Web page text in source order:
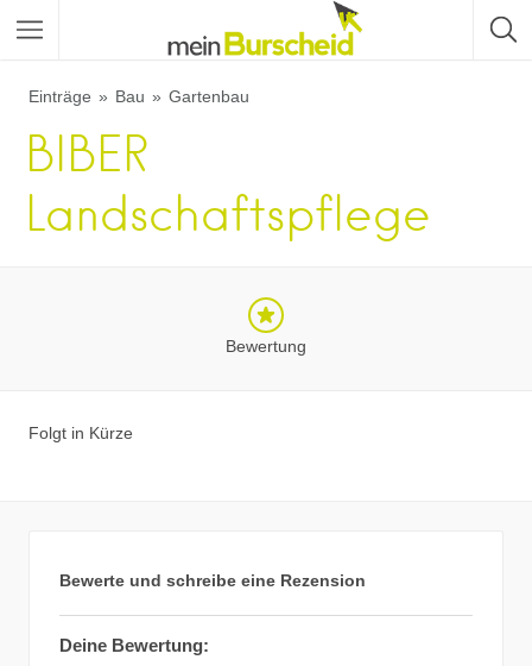
Einträge Bau Gartenbau
BIBER
Landschaftspflege
Bewertung
Folgt in Kürze
Bewerte und schreibe eine Rezension
Deine Bewertung: